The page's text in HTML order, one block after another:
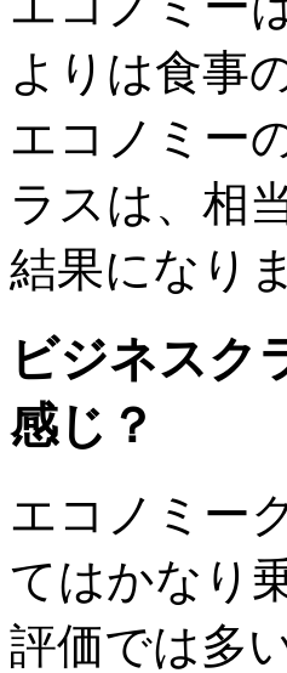
よりは食事
エコノミー
ラスは、相
結果になり
ビジネスク
感じ？
エコノミー
てはかなり
評価では多